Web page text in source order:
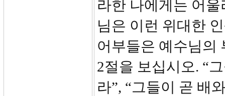
라한 나에게는 어
님은 이런 위대한
어부들은 예수님의
2절을 보십시오. “
라”, “그들이 곧 배